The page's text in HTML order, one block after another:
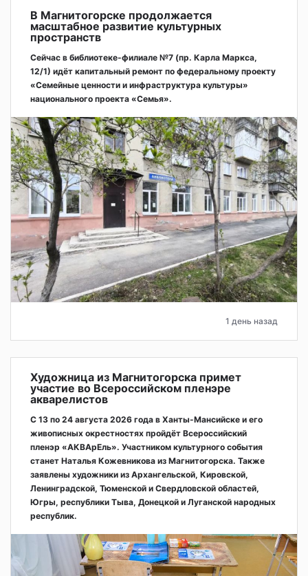
В Магнитогорске продолжается
масштабное развитие культурных
пространств
Сейчас в библиотеке-филиале №7 (пр. Карла Маркса,
12/1) идёт капитальный ремонт по федеральному проекту
«Семейные ценности и инфраструктура культуры»
национального проекта «Семья».
1 день назад
Художница из Магнитогорска примет
участие во Всероссийском пленэре
акварелистов
С 13 по 24 августа 2026 года в Ханты-Мансийске и его
живописных окрестностях пройдёт Всероссийский
пленэр «АКВАрЕль». Участником культурного события
станет Наталья Кожевникова из Магнитогорска. Также
заявлены художники из Архангельской, Кировской,
Ленинградской, Тюменской и Свердловской областей,
Югры, республики Тыва, Донецкой и Луганской народных
республик.